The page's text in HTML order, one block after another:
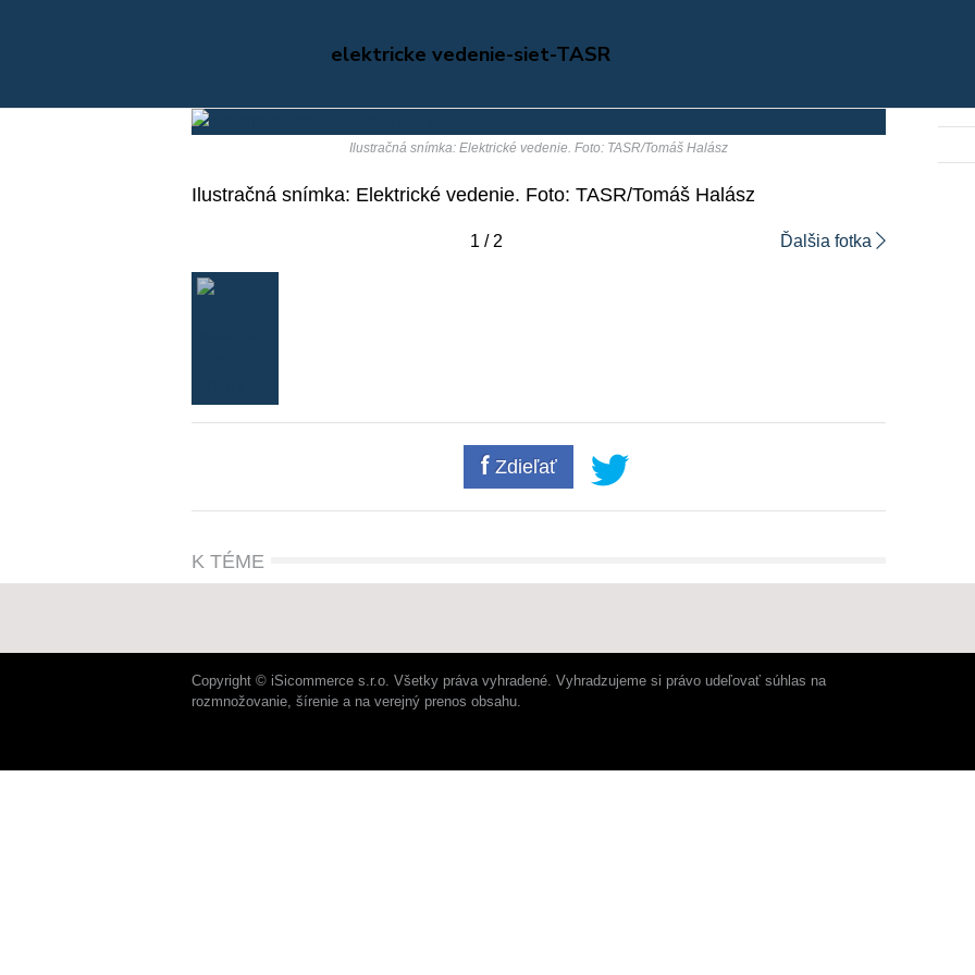
elektricke vedenie-siet-TASR
Ilustračná snímka: Elektrické vedenie. Foto: TASR/Tomáš Halász
Ilustračná snímka: Elektrické vedenie. Foto: TASR/Tomáš Halász
1 / 2 Ďalšia fotka
Zdieľať
K TÉME
Copyright © iSicommerce s.r.o. Všetky práva vyhradené. Vyhradzujeme si právo udeľovať súhlas na
rozmnožovanie, šírenie a na verejný prenos obsahu.